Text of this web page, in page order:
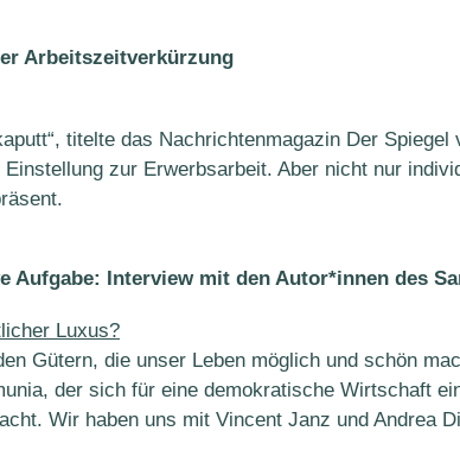
Arbeitszeitverkürzung
titelte das Nachrichtenmagazin Der
zur Erwerbsarbeit. Aber nicht nur
Aufgabe: Interview mit den Autor*innen des
Gütern, die unser Leben möglich und schön
der sich für eine demokratische Wirtschaft
Wir haben uns mit Vincent Janz und Andrea